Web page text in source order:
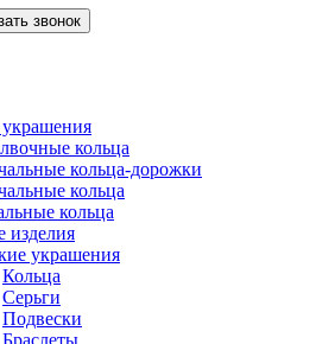
звонок
кольца
кольца-дорожки
кольца
кольца
украшения
Кольца
Серьги
Подвески
Браслеты